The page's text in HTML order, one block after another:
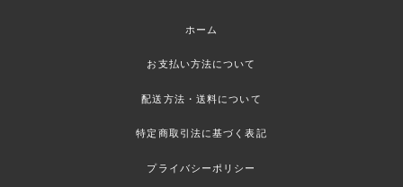
ホーム
お支払い方法について
配送方法・送料について
特定商取引法に基づく表記
プライバシーポリシー